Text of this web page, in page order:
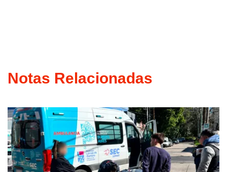
Notas Relacionadas